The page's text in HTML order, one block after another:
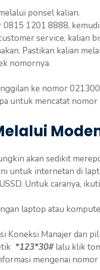
ponsel kalian.
1201 8888,
service, kalian
Pastikan kalian
nomornya.
ke nomor
untuk mencatat
akan sedikit
untuk internetan di
Untuk caranya,
laptop atau
Koneksi Manajer dan
*123*30#lalu klik
mengenai nomor